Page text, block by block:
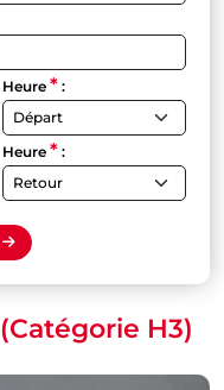
Heure *:
Heure *:
(Catégorie H3)